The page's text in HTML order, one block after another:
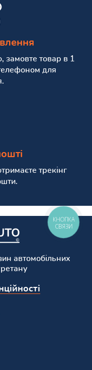
замовте товар в 1
для
трекінг
автомобільних
КНОПКА
СВЯЗИ